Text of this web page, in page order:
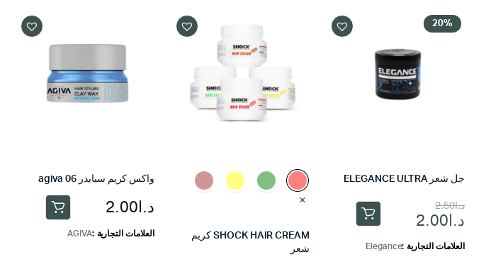
20%
جل شعر ELEGANCE ULTRA
د.ا2.50
السعر
الأصلي
هو:
د.ا2.00
السعر
الحالي
هو:
العلامات التجارية Elegance
SHOCK HAIR CREAM كريم
شعر
واكس كريم سبايدر agiva 06
د.ا2.00
العلامات التجارية AGIVA